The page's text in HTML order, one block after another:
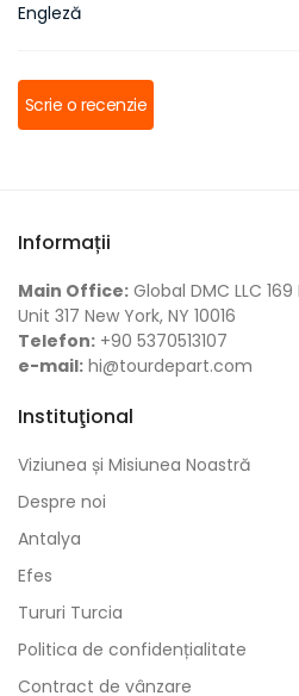
Engleză
Scrie o recenzie
Informații
Main Office: Global DMC LLC 169
Unit 317 New York, NY 10016
Telefon: +90 5370513107
e-mail: hi@tourdepart.com
Instituţional
Viziunea și Misiunea Noastră
Despre noi
Antalya
Efes
Tururi Turcia
Politica de confidențialitate
Contract de vânzare